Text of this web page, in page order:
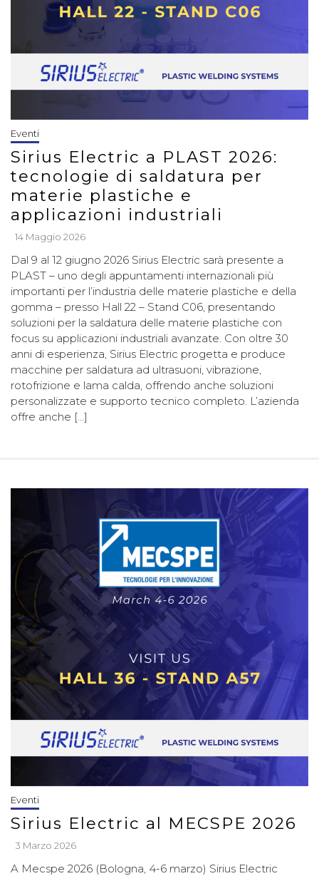
Eventi
Sirius Electric a PLAST 2026:
tecnologie di saldatura per
materie plastiche e
applicazioni industriali
14 Maggio 2026
Dal 9 al 12 giugno 2026 Sirius Electric sarà presente a
PLAST – uno degli appuntamenti internazionali più
importanti per l’industria delle materie plastiche e della
gomma – presso Hall 22 – Stand C06, presentando
soluzioni per la saldatura delle materie plastiche con
focus su applicazioni industriali avanzate. Con oltre 30
anni di esperienza, Sirius Electric progetta e produce
macchine per saldatura ad ultrasuoni, vibrazione,
rotofrizione e lama calda, offrendo anche soluzioni
personalizzate e supporto tecnico completo. L’azienda
offre anche […]
Eventi
Sirius Electric al MECSPE 2026
3 Marzo 2026
A Mecspe 2026 (Bologna, 4-6 marzo) Sirius Electric